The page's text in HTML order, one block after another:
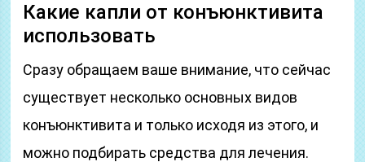
Какие капли от конъюнктивита
использовать
Сразу обращаем ваше внимание, что сейчас
существует несколько основных видов
конъюнктивита и только исходя из этого, и
можно подбирать средства для лечения.